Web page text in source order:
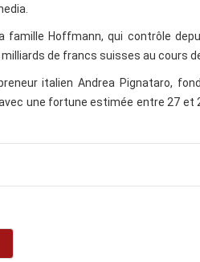
famille Hoffmann, qui contrôle
de francs suisses au cours de
italien Andrea Pignataro,
une fortune estimée entre 27